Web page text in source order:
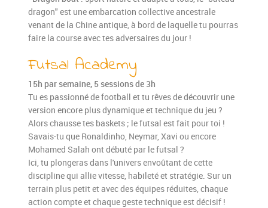
dragon" est une embarcation collective ancestrale
venant de la Chine antique, à bord de laquelle tu pourras
faire la course avec tes adversaires du jour !
Futsal Academy
15h par semaine, 5 sessions de 3h
Tu es passionné de football et tu rêves de découvrir une
version encore plus dynamique et technique du jeu ?
Alors chausse tes baskets ; le futsal est fait pour toi !
Savais-tu que Ronaldinho, Neymar, Xavi ou encore
Mohamed Salah ont débuté par le futsal ?
Ici, tu plongeras dans l'univers envoûtant de cette
discipline qui allie vitesse, habileté et stratégie. Sur un
terrain plus petit et avec des équipes réduites, chaque
action compte et chaque geste technique est décisif !